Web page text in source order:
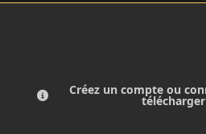
Créez un compte ou